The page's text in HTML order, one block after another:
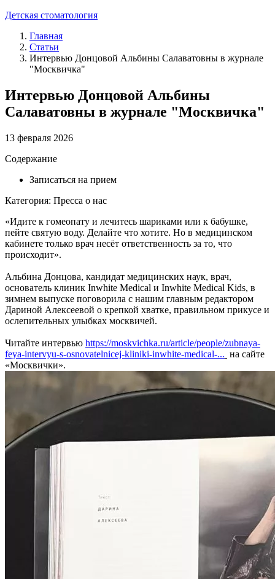
Детская стоматология
Главная
Статьи
Интервью Донцовой Альбины Салаватовны в журнале
"Москвичка"
Интервью Донцовой Альбины
Салаватовны в журнале "Москвичка"
13 февраля 2026
Содержание
Записаться на прием
Категория: Пресса о нас
«Идите к гомеопату и лечитесь шариками или к бабушке,
пейте святую воду. Делайте что хотите. Но в медицинском
кабинете только врач несёт ответственность за то, что
происходит».
Альбина Донцова, кандидат медицинских наук, врач,
основатель клиник Inwhite Medical и Inwhite Medical Kids, в
зимнем выпуске поговорила с нашим главным редактором
Дариной Алексеевой о крепкой хватке, правильном прикусе и
ослепительных улыбках москвичей.
Читайте интервью https://moskvichka.ru/article/people/zubnaya-
feya-intervyu-s-osnovatelnicej-kliniki-inwhite-medical-... на сайте
«Москвички».